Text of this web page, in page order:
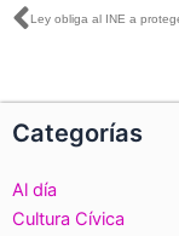
Ant
Categorías
Al día
Cultura Cívica